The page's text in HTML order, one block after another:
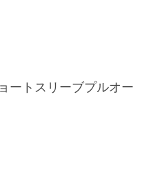
ートスリーブプルオー